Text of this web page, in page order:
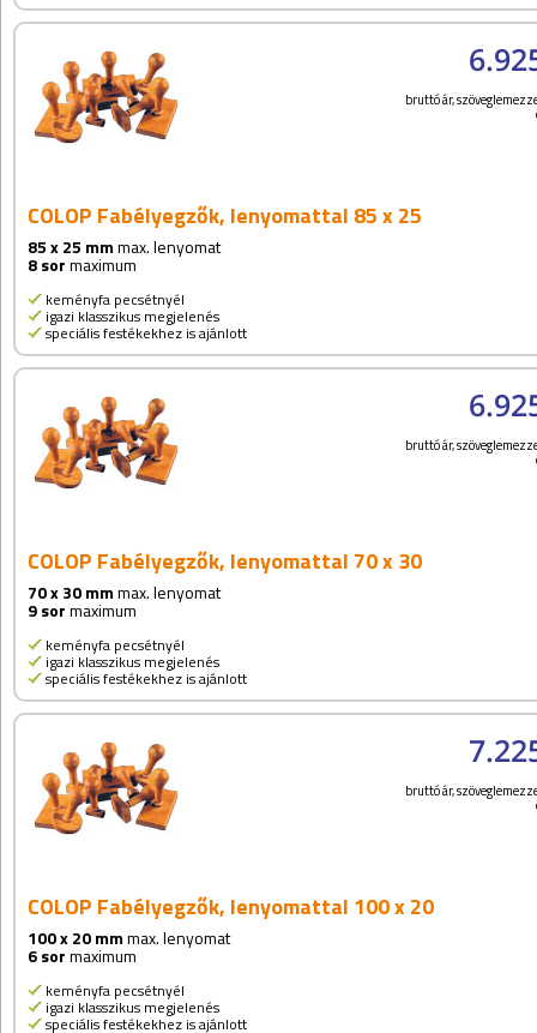
bruttó ár,
COLOP Fabélyegzők, lenyomattal 85 x 25
85 x 25 mmmax. lenyomat
8 sormaximum
keményfa pecsétnyél
igazi klasszikus megjelenés
speciális festékekhez is ajánlott
bruttó ár,
COLOP Fabélyegzők, lenyomattal 70 x 30
70 x 30 mmmax. lenyomat
9 sormaximum
keményfa pecsétnyél
igazi klasszikus megjelenés
speciális festékekhez is ajánlott
bruttó ár,
COLOP Fabélyegzők, lenyomattal 100 x 20
100 x 20 mmmax. lenyomat
6 sormaximum
keményfa pecsétnyél
igazi klasszikus megjelenés
speciális festékekhez is ajánlott